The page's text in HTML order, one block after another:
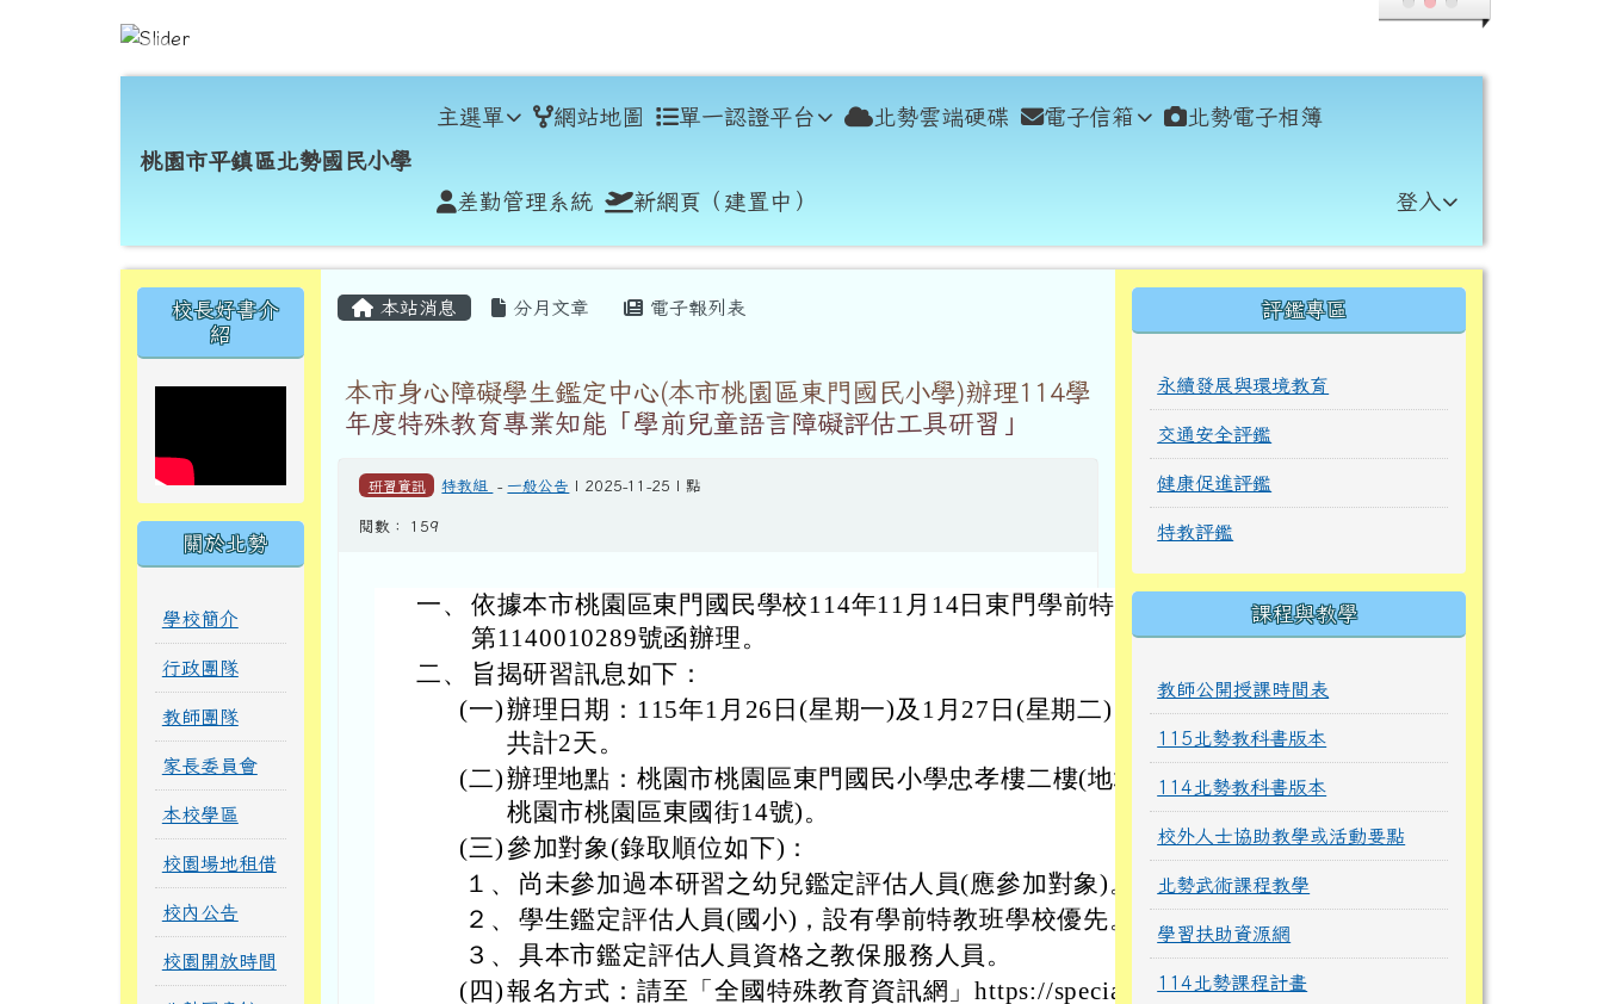
桃園市平鎮區北勢國民小學
桃園市平鎮區北勢國民小學
主選單 網站地圖 單一認證平台 北勢雲端硬碟 電子信箱 北勢電子相簿
差勤管理系統 新網頁（建置中） 登入
左邊區域內容
校長好書介
紹
關於北勢
學校簡介
行政團隊
教師團隊
家長委員會
本校學區
校園場地租借
校內公告
校園開放時間
主內容區域
本站消息 分月文章 電子報列表
本市身心障礙學生鑑定中心(本市桃園區東門國民小學)辦理114學
年度特殊教育專業知能「學前兒童語言障礙評估工具研習」
研習資訊 特教組 - 一般公告 | 2025-11-25 | 點
閱數： 159
一、 依據本市桃園區東門國民學校114年11月14日東門學前特字
第1140010289號函辦理。
二、
旨揭研習訊息如下：
(一)辦理日期：115年1月26日(星期一)及1月27日(星期二)，
共計2天。
(二)辦理地點：桃園市桃園區東門國民小學忠孝樓二樓(地址:
桃園市桃園區東國街14號)。
(三)參加對象(錄取順位如下)：
１、
尚未參加過本研習之幼兒鑑定評估人員(應參加對象)。
２、 學生鑑定評估人員(國小)，設有學前特教班學校優先。
３、 具本市鑑定評估人員資格之教保服務人員。
(四)報名方式：請至「全國特殊教育資訊網」https://special.
右邊區域內容
評鑑專區
永續發展與環境教育
交通安全評鑑
健康促進評鑑
特教評鑑
課程與教學
教師公開授課時間表
115北勢教科書版本
114北勢教科書版本
校外人士協助教學或活動要點
北勢武術課程教學
學習扶助資源網
114北勢課程計畫
頁尾區域